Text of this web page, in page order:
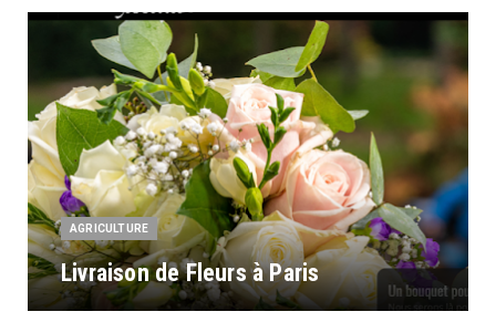
AGRICULTURE
Livraison de Fleurs à Paris